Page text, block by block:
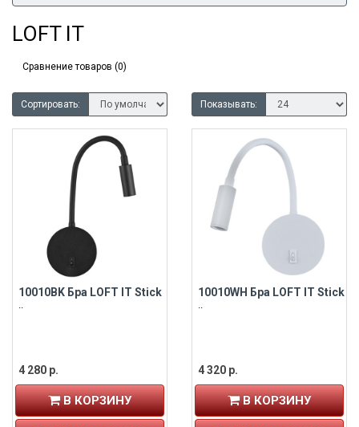
LOFT IT
Сравнение товаров (0)
Сортировать: Показывать:
10010BK Бра LOFT IT Stick
..
4 280 р.
В КОРЗИНУ
10010WH Бра LOFT IT Stick
..
4 320 р.
В КОРЗИНУ